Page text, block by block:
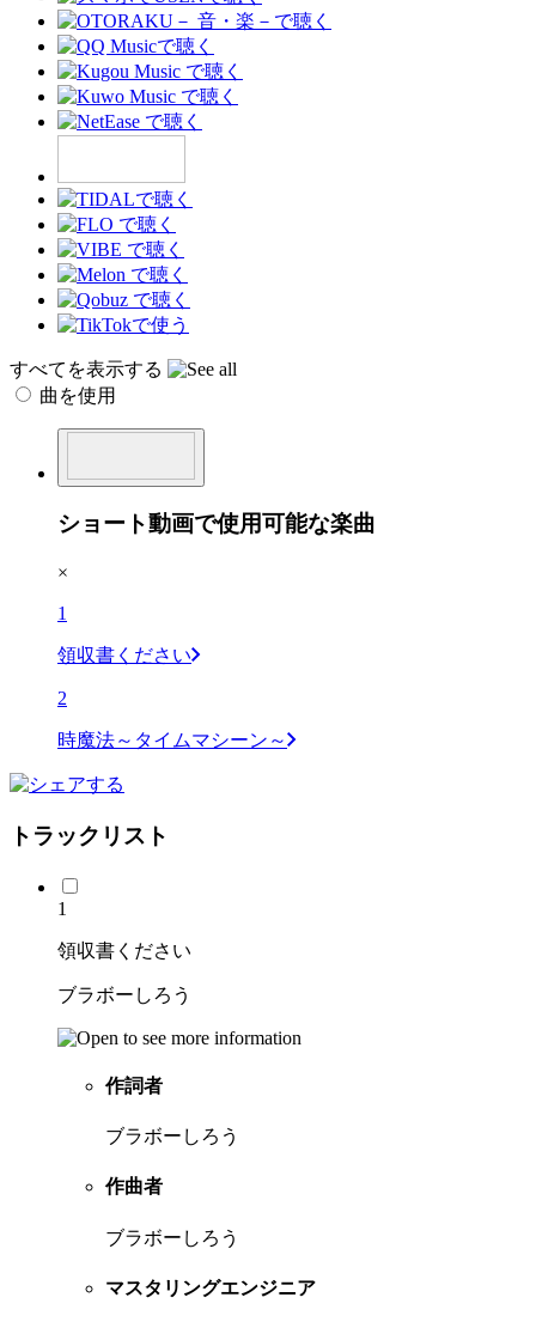
すべてを表示する
曲を使用
ショート動画で使用可能な楽曲
×
1
領収書ください
2
時魔法～タイムマシーン～
トラックリスト
1
領収書ください
ブラボーしろう
作詞者
ブラボーしろう
作曲者
ブラボーしろう
マスタリングエンジニア